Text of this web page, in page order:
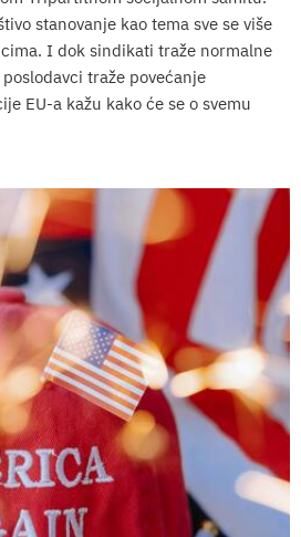
stanovanje kao tema sve se više
I dok sindikati traže normalne
traže povećanje
EU-a kažu kako će se o svemu